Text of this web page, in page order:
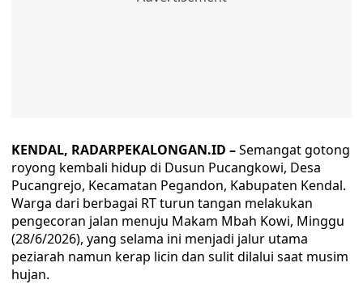
KENDAL, RADARPEKALONGAN.ID –Semangat gotong
royong kembali hidup di Dusun Pucangkowi, Desa
Pucangrejo, Kecamatan Pegandon, Kabupaten Kendal.
Warga dari berbagai RT turun tangan melakukan
pengecoran jalan menuju Makam Mbah Kowi, Minggu
(28/6/2026), yang selama ini menjadi jalur utama
peziarah namun kerap licin dan sulit dilalui saat musim
hujan.